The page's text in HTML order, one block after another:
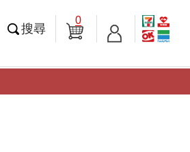
搜尋
0